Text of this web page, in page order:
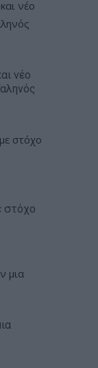
νέο
στόχο